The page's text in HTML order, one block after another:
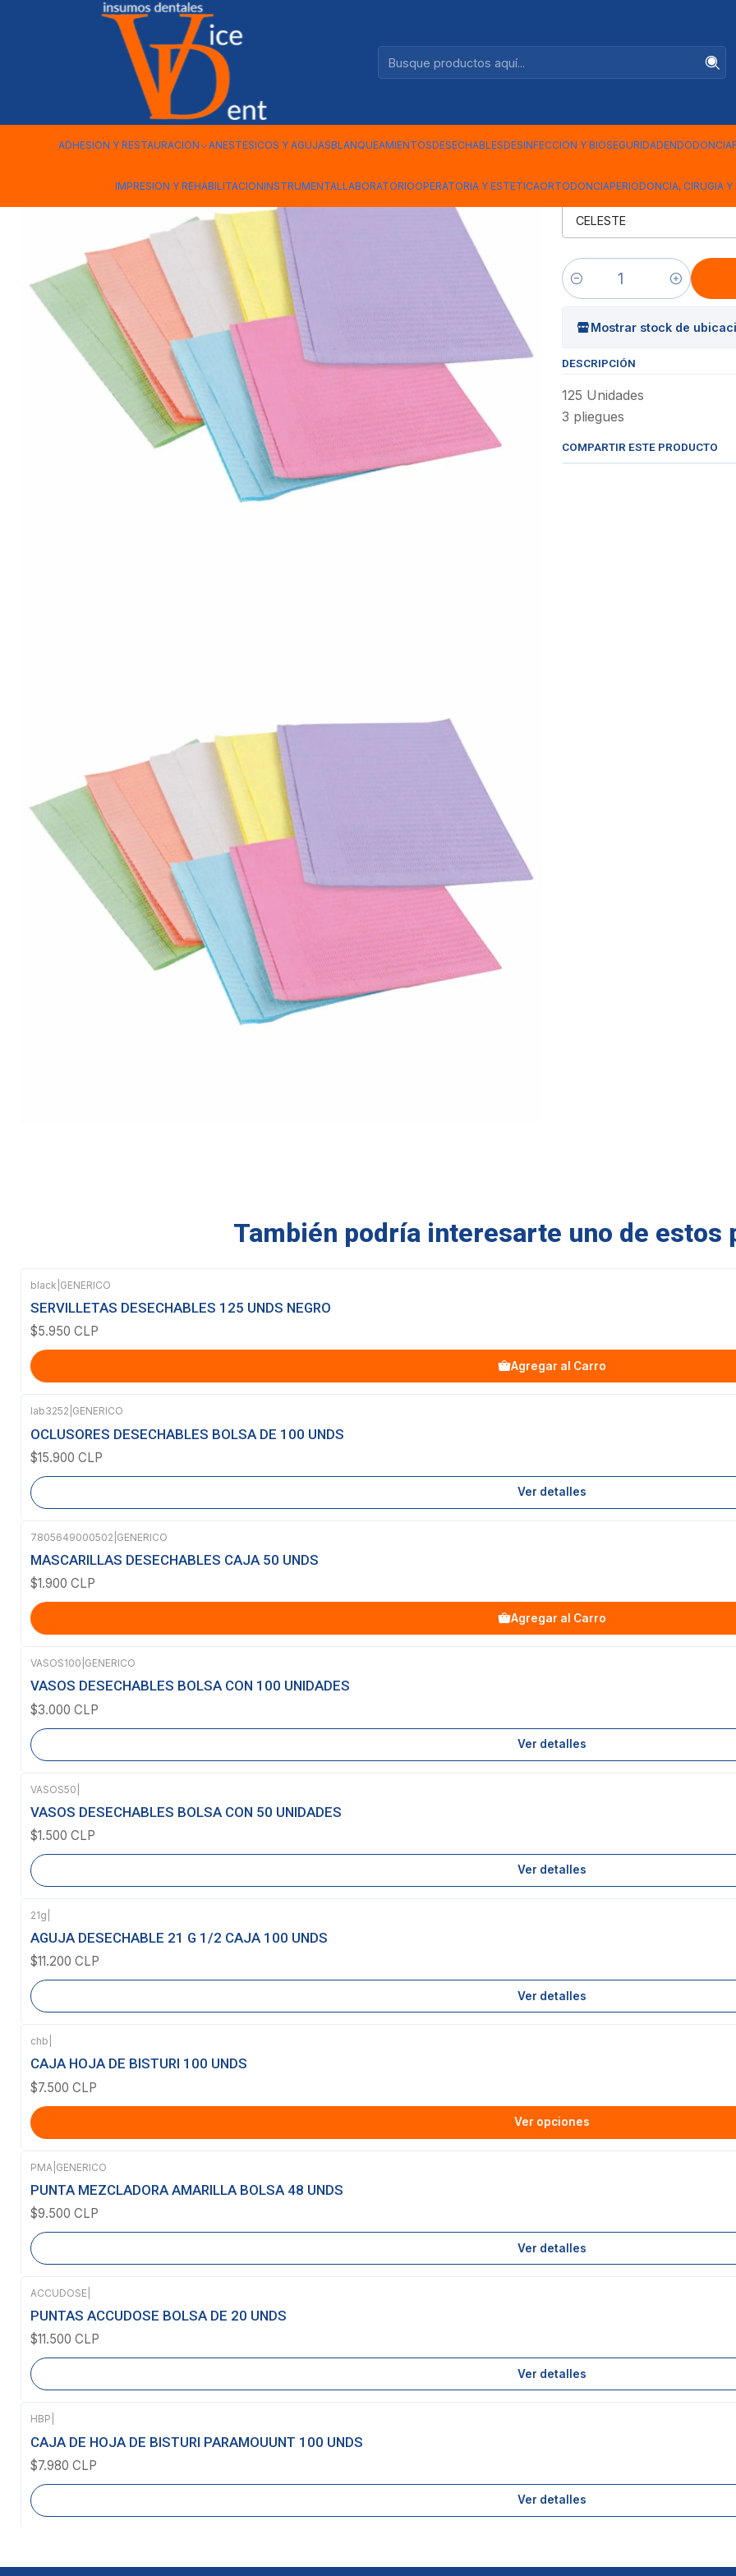
ADHESION Y RESTAURACION ANESTESICOS Y AGUJASBLANQUEAMIENTOSDESECHABLESDESINFECCION Y BIOSEGURIDADENDODONCIA
IMPRESION Y REHABILITACIONINSTRUMENTALLABORATORIOOPERATORIA Y ESTETICAORTODONCIAPERIODONCIA, CIRUGIA Y
DESECHABLES SERVILLETAS DESECHABLES 125 UNDS
UNDS
Cantidad
Mostrar stock de
DESCRIPCIÓN
125 Unidades
3 pliegues
COMPARTIR ESTE PRODUCTO
También podría interesarte uno de estos
black GENERICO
SERVILLETAS DESECHABLES 125 UNDS NEGRO
$5.950 CLP
Agregar al Carro
Agotado
lab3252 GENERICO
OCLUSORES DESECHABLES BOLSA DE 100 UNDS
$15.900 CLP
Ver detalles
7805649000502 GENERICO
MASCARILLAS DESECHABLES CAJA 50 UNDS
$1.900 CLP
Agregar al Carro
Agotado
VASOS100 GENERICO
VASOS DESECHABLES BOLSA CON 100 UNIDADES
$3.000 CLP
Ver detalles
Agotado
VASOS50
VASOS DESECHABLES BOLSA CON 50 UNIDADES
$1.500 CLP
Ver detalles
Agotado
21g
AGUJA DESECHABLE 21 G 1/2 CAJA 100 UNDS
$11.200 CLP
Ver detalles
chb
CAJA HOJA DE BISTURI 100 UNDS
$7.500 CLP
Ver opciones
Agotado
PMA GENERICO
PUNTA MEZCLADORA AMARILLA BOLSA 48 UNDS
$9.500 CLP
Ver detalles
Agotado
ACCUDOSE
PUNTAS ACCUDOSE BOLSA DE 20 UNDS
$11.500 CLP
Ver detalles
Agotado
HBP
CAJA DE HOJA DE BISTURI PARAMOUUNT 100 UNDS
$7.980 CLP
Ver detalles